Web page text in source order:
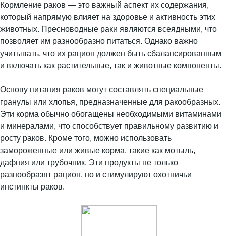
Кормление раков — это важный аспект их содержания,
который напрямую влияет на здоровье и активность этих
животных. Пресноводные раки являются всеядными, что
позволяет им разнообразно питаться. Однако важно
учитывать, что их рацион должен быть сбалансированным
и включать как растительные, так и животные компоненты.
Основу питания раков могут составлять специальные
гранулы или хлопья, предназначенные для ракообразных.
Эти корма обычно обогащены необходимыми витаминами
и минералами, что способствует правильному развитию и
росту раков. Кроме того, можно использовать
замороженные или живые корма, такие как мотыль,
дафния или трубочник. Эти продукты не только
разнообразят рацион, но и стимулируют охотничьи
инстинкты раков.